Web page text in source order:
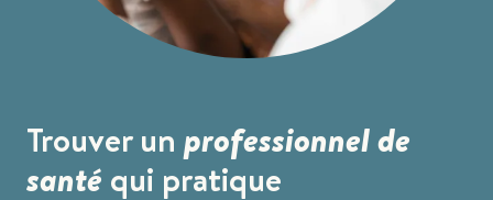
Trouver un professionnel de
santé qui pratique